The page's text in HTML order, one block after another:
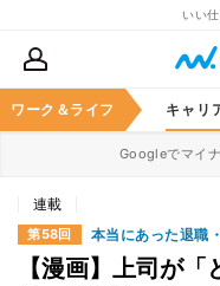
いい
ワーク＆ライフ キャリ
Googleでマイ
連載
第58回 本当にあった退職
【漫画】上司が